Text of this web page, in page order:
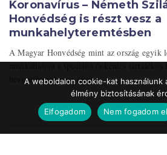
Koronavírus – Németh
Honvédség is részt vesz a
munkahelyteremtésben
A Magyar Honvédség mint az ország egyik
munkáltatója a speciális önkéntes tartalékos
bevezetésével vesz részt ...
A weboldalon cookie-kat használunk
élmény biztosításának
Elfogadom
Nem fogadom el